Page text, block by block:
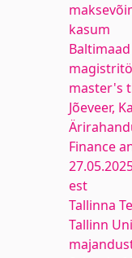
kasum
Baltimaad
master's
Jõeveer,
Finance
est
Tallinna
Tallinn